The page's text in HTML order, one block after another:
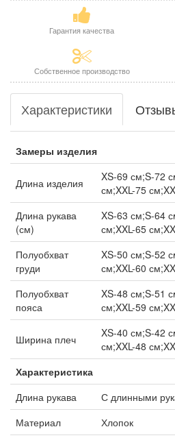
Гарантия качества
Собственное производство
Характеристики
Замеры изделия
Длина изделия
XS-69 см;S-72
см;XXL-75
Длина рукава
(см)
XS-63 см;S-64
см;XXL-65
Полуобхват
груди
XS-50 см;S-52
см;XXL-60
Полуобхват
пояса
XS-48 см;S-51
см;XXL-59
Ширина плеч
XS-40 см;S-42
см;XXL-48
Характеристика
Длина рукава
С длинными
Материал
Хлопок